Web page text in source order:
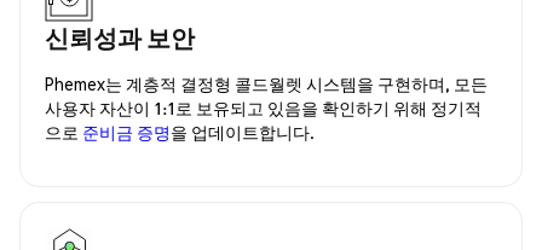
신뢰성과 보안
Phemex는 계층적 결정형 콜드월렛 시스템을 구현하며, 모든
사용자 자산이 1:1로 보유되고 있음을 확인하기 위해 정기적
으로 준비금 증명을 업데이트합니다.